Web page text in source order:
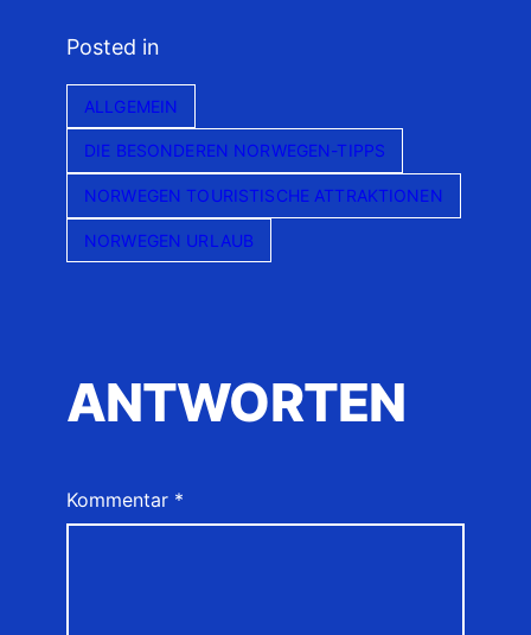
Posted in
ALLGEMEIN
DIE BESONDEREN NORWEGEN-TIPPS
NORWEGEN TOURISTISCHE ATTRAKTIONEN
NORWEGEN URLAUB
ANTWORTEN
Kommentar *